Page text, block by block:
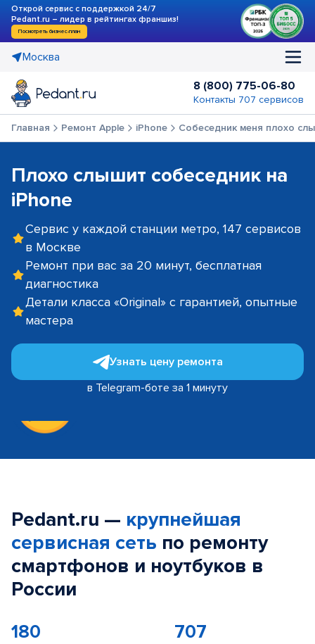
Открой сервис с поддержкой 24/7
Pedant.ru – лидер в рейтингах франшиз!
Посмотреть бизнес-план
Москва
8 (800) 775-06-80
Контакты 707 сервисов
Главная Ремонт Apple iPhone Собеседник меня плохо
Плохо слышит собеседник на
iPhone
Сервис у каждой станции метро, 147 сервисов
в Москве
Ремонт при вас за 20 минут, бесплатная
диагностика
Детали класса «Original» с гарантией, опытные
мастера
Узнать цену ремонта
в Telegram-боте за 1 минуту
Pedant.ru — крупнейшая
сервисная сеть по ремонту
смартфонов и ноутбуков в
России
180 707